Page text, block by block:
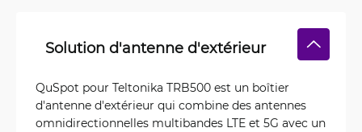
Solution d'antenne d'extérieur
QuSpot pour Teltonika TRB500 est un boîtier
d'antenne d'extérieur qui combine des antennes
omnidirectionnelles multibandes LTE et 5G avec un